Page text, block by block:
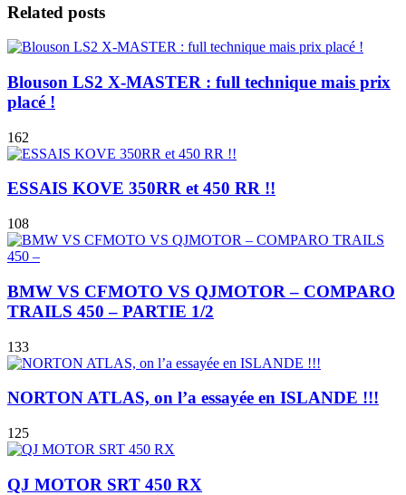
Related posts
Blouson LS2 X-MASTER : full technique mais prix
placé !
162
ESSAIS KOVE 350RR et 450 RR !!
108
BMW VS CFMOTO VS QJMOTOR – COMPARO
TRAILS 450 – PARTIE 1/2
133
NORTON ATLAS, on l’a essayée en ISLANDE !!!
125
QJ MOTOR SRT 450 RX